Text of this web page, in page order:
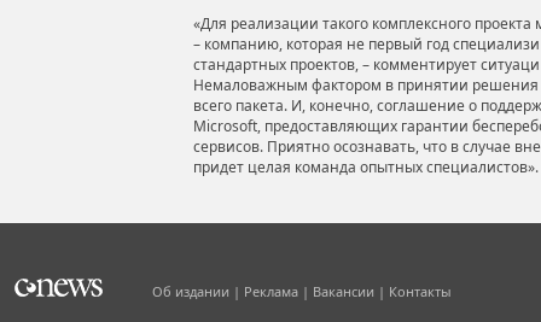
«Для реализации такого комплексного
– компанию, которая не первый год
стандартных проектов, – комментирует
Немаловажным фактором в принятии решения
всего пакета. И, конечно, соглашение о
Microsoft, предоставляющих гарантии
сервисов. Приятно осознавать, что в случае
придет целая команда опытных специалистов».
Об издании Реклама Вакансии Контакты